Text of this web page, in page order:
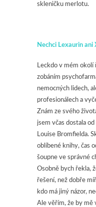
skleničku merlotu.
Nechci Lexaurin ani
Leckdo v mém okolí
zobáním
nemocných lidech,
profesionálech a
Znám ze svého
jsem včas dostala
Louise Bromfielda.
oblíbené knihy, čas
šoupne ve správné
Osobně bych řekla,
řešení, než dobře
kdo má jiný názor,
Ale věřím, že by mě